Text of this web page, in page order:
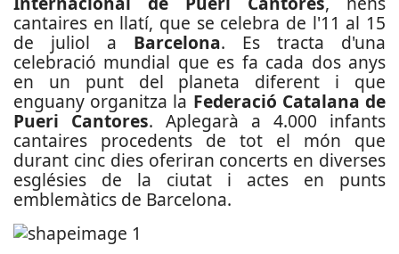
cantaires en llatí, que se celebra de l'11 al 15
de juliol a Barcelona. Es tracta d'una
celebració mundial que es fa cada dos anys
en un punt del planeta diferent i que
enguany organitza la Federació Catalana de
Pueri Cantores. Aplegarà a 4.000 infants
cantaires procedents de tot el món que
durant cinc dies oferiran concerts en diverses
esglésies de la ciutat i actes en punts
emblemàtics de Barcelona.